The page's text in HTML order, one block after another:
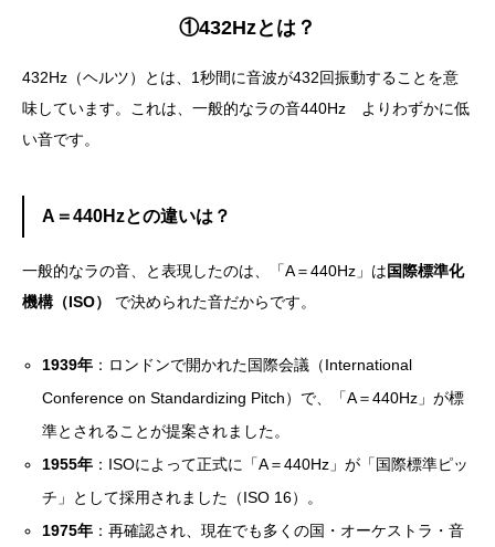
①432Hzとは？
432Hz（ヘルツ）とは、1秒間に音波が432回振動することを意
味しています。これは、一般的なラの音440Hz よりわずかに低
い音です。
A＝440Hzとの違いは？
一般的なラの音、と表現したのは、「A＝440Hz」は国際標準化
機構（ISO）
で決められた音だからです。
1939年 ：ロンドンで開かれた国際会議（International
Conference on Standardizing Pitch）で、「A＝440Hz」が標
準とされることが提案されました。
1955年 ：ISOによって正式に「A＝440Hz」が「国際標準ピッ
チ」として採用されました（ISO 16）。
1975年 ：再確認され、現在でも多くの国・オーケストラ・音